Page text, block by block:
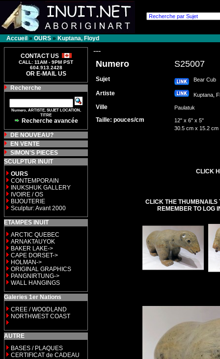
Accueil » OURS » Kuptana, Floyd
CONTACT US
CALL: 11AM - 9PM PST
604.913.2428
OR E-MAIL US
Recherche
Numero, ARTISTE, SUJET LOCATION,
TITRE
Recherche avancée
DE NOUVEAU?
EN VENTE
SIMON'S PIECES
SCULPTUR INUIT
OURS
CONTEMPORAIN
INUKSHUK GALLERY
IVOIRE / OS
BIJOUTERIE
Sculptur: Avant 2000
ETAMPES INUIT
ARCTIC QUEBEC
ARNAKTAUYOK
BAKER LAKE->
CAPE DORSET->
HOLMAN->
ORIGINAL GRAPHICS
PANGNIRTUNG->
WALL HANGINGS
Galeries 1er Nations
CREE / WOODLAND
NORTHWEST COAST
AUTRE
BASES / PLAQUES
CERTIFICAT de CADEAU
---
Numero S25007
Sujet Bear Cub
Artiste Kuptana,
Ville Paulatuk
Taille: pouces/cm
12" x 6" x 5"
30.5 cm x 15.2 cm
CLICK
CLICK THE THUMBNAILS
REMEMBER TO LOG